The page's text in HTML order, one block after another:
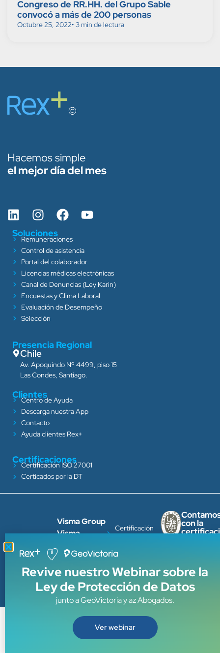
Congreso de RR.HH. del Grupo Sable
convocó a más de 200 personas
Octubre 25, 2022• 3 min de lectura
Hacemos simple
el mejor día del mes
Soluciones
Remuneraciones
Control de asistencia
Portal del colaborador
Licencias médicas electrónicas
Canal de Denuncias (Ley Karin)
Encuestas y Clima Laboral
Evaluación de Desempeño
Selección
Presencia Regional
Chile
Av. Apoquindo Nº 4499, piso 15
Las Condes, Santiago.
Clientes
Centro de Ayuda
Descarga nuestra App
Contacto
Ayuda clientes Rex+
Certificaciones
Certificación ISO 27001
Certicados por la DT
Visma Group
Visma
Trabaja con
nosotros
Certificación
Certicados
por la DT
con la
Revive nuestro Webinar sobre la
Ley de Protección de Datos
junto a GeoVictoria y az Abogados.
Ver webinar